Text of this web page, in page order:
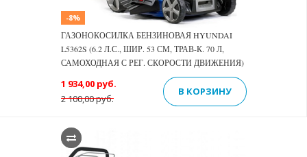
-8%
ГАЗОНОКОСИЛКА БЕНЗИНОВАЯ HYUNDAI
L5362S (6.2 Л.С., ШИР. 53 СМ, ТРАВ-К. 70 Л,
САМОХОДНАЯ С РЕГ. СКОРОСТИ ДВИЖЕНИЯ)
2 100,00 руб.
1 934,00 руб.
В КОРЗИНУ